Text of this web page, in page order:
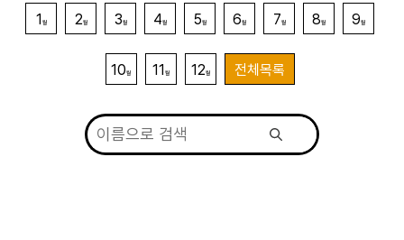
1 월 2월 3월 4월 5월 6월 7월 8월 9월
10월 11 월 12월 전체목록